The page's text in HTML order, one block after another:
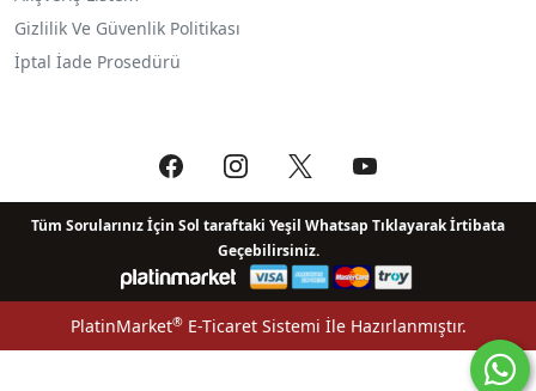
Gizlilik Ve Güvenlik Politikası
İptal İade Prosedürü
Tüm Sorularınız İçin Sol taraftaki Yeşil Whatsap Tıklayarak İrtibata
Geçebilirsiniz.
PlatinMarket®E-Ticaret Sistemi İle Hazırlanmıştır.